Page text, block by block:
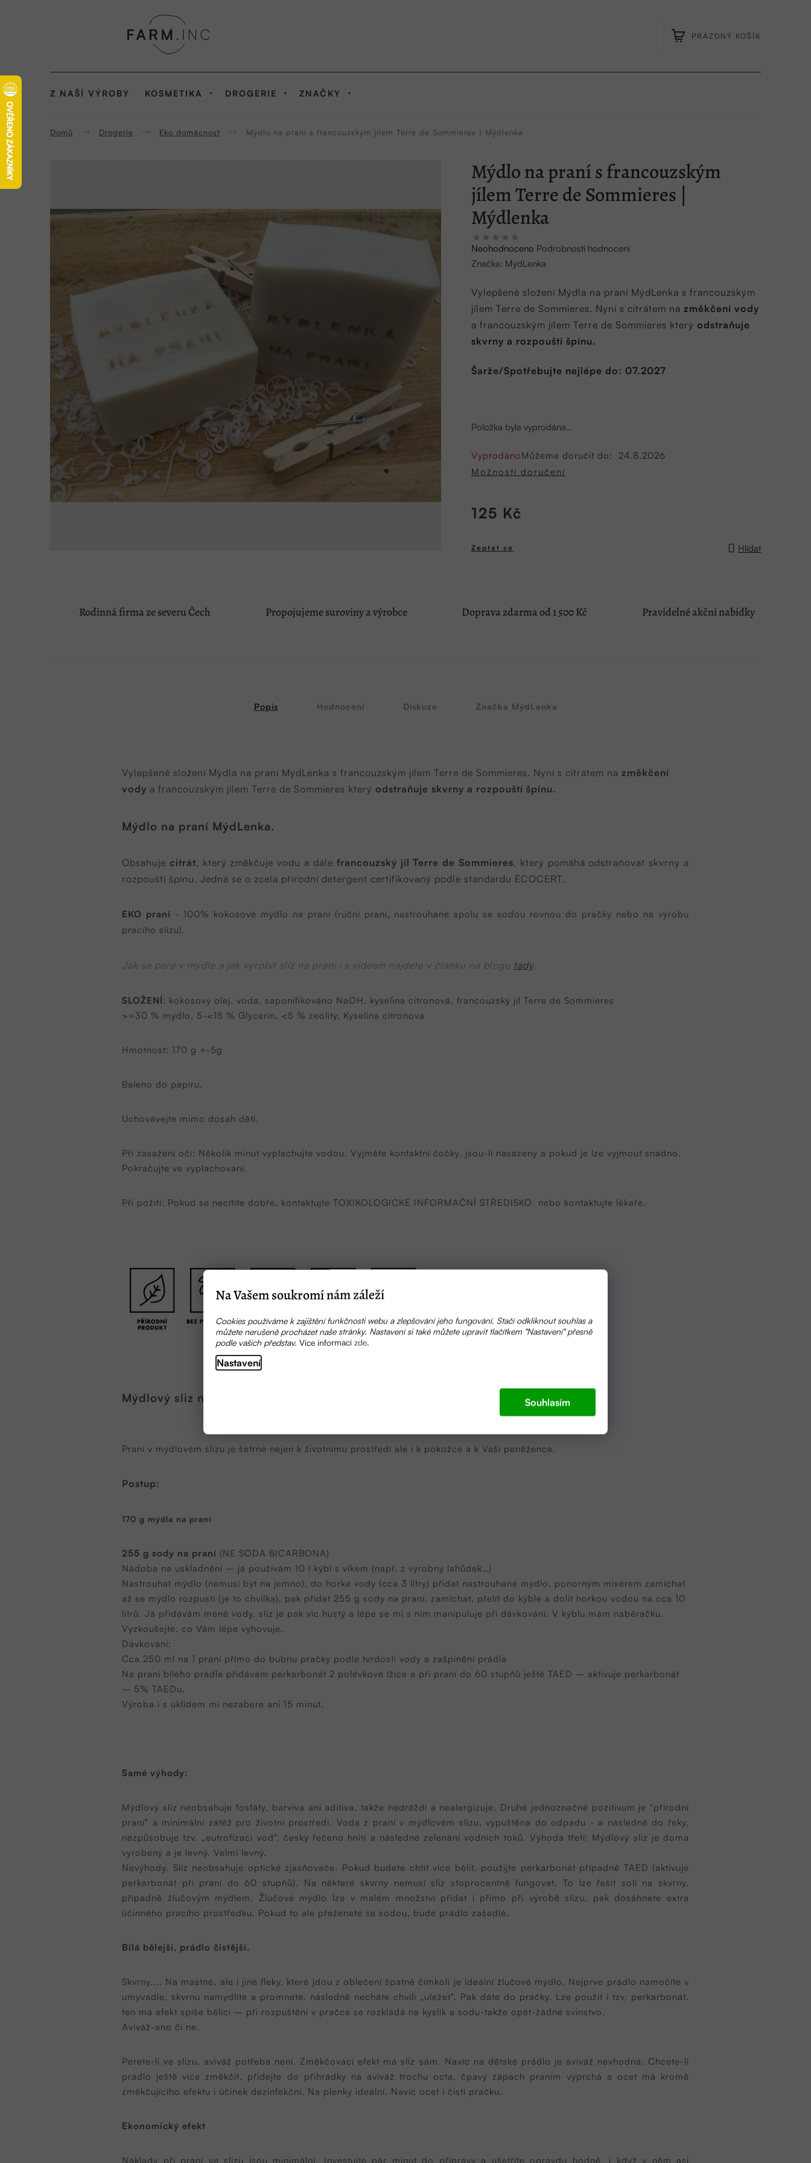
Na Vašem soukromí nám záleží
Cookies používáme k zajištění funkčnosti webu a zlepšování jeho fungování. Stačí odkliknout souhlas a
můžete nerušeně procházet naše stránky. Nastavení si také můžete upravit tlačítkem "Nastavení" přesně
podle vašich představ. Více informací zde.
Nastavení
Souhlasím
PRÁZDNÝ KOŠÍK
Z NAŠÍ VÝROBY KOSMETIKA DROGERIE ZNAČKY
Domů Drogerie Eko domácnost Mýdlo na praní s francouzským jílem Terre de Sommieres | Mýdlenka
Mýdlo na praní s francouzským
jílem Terre de Sommieres |
Mýdlenka
Průměrné
hodnocení
produktu
0,0
z
5
hvězdiček.
Neohodnoceno Podrobnosti hodnocení
Značka: MýdLenka
Vylepšené složení Mýdla na praní MýdLenka s francouzským
jílem Terre de Sommieres. Nyní s citrátem na změkčení vody
a francouzským jílem Terre de Sommieres který odstraňuje
skvrny a rozpouští špínu.
Šarže/Spotřebujte nejlépe do: 07.2027
Položka byla vyprodána…
VyprodánoMůžeme doručit do:
24.8.2026
Možnosti doručení
125 Kč
cena:
Zeptat se Hlídat
Rodinná firma ze severu Čech Propojujeme suroviny a výrobce Doprava zdarma od 1 500 Kč Pravidelné akční nabídky
Popis Hodnocení Diskuze Značka MýdLenka
Vylepšené složení Mýdla na praní MýdLenka s francouzským jílem Terre de Sommieres. Nyní s citrátem na změkčení
vody a francouzským jílem Terre de Sommieres který odstraňuje skvrny a rozpouští špínu.
Mýdlo na praní MýdLenka.
Obsahuje citrát, který změkčuje vodu a dále francouzský jíl Terre de Sommieres, který pomáhá odstraňovat skvrny a
rozpouští špínu. Jedná se o zcela přírodní detergent certifikovaný podle standardu ECOCERT.
EKO praní - 100% kokosové mýdlo na praní (ruční praní, nastrouhané spolu se sodou rovnou do pračky nebo na výrobu
pracího slizu).
Jak se pere v mýdle a jak vyrobit sliz na praní i s videem najdete v článku na blogu tady.
SLOŽENÍ: kokosový olej, voda, saponifikováno NaOH, kyselina citronová, francouzský jíl Terre de Sommieres
>=30 % mýdlo, 5-<15 % Glycerin, <5 % zeolity, Kyselina citronová
Hmotnost: 170 g +-5g
Baleno do papíru.
Uchovávejte mimo dosah dětí.
Při zasažení očí: Několik minut vyplachujte vodou. Vyjměte kontaktní čočky, jsou-li nasazeny a pokud je lze vyjmout snadno.
Pokračujte ve vyplachování.
Při požití: Pokud se necítíte dobře, kontaktujte TOXIKOLOGICKÉ INFORMAČNÍ STŘEDISKO nebo kontaktujte lékaře.
Mýdlový sliz na praní EKOlogický EKOnomický
Praní v mýdlovém slizu je šetrné nejen k životnímu prostředí ale i k pokožce a k Vaší peněžence.
Postup:
170 g mýdla na praní
255 g sody na praní (NE SODA BICARBONA)
Nádoba na uskladnění – já používám 10 l kýbl s víkem (např. z výrobny lahůdek…)
Nastrouhat mýdlo (nemusí být na jemno), do horké vody (cca 3 litry) přidat nastrouhané mýdlo, ponorným mixérem zamíchat
až se mýdlo rozpustí (je to chvilka), pak přidat 255 g sody na praní, zamíchat, přelít do kýble a dolít horkou vodou na cca 10
litrů. Já přidávám méně vody, sliz je pak víc hustý a lépe se mi s ním manipuluje při dávkování. V kýblu mám naběračku.
Vyzkoušejte, co Vám lépe vyhovuje.
Dávkování:
Cca 250 ml na 1 praní přímo do bubnu pračky podle tvrdosti vody a zašpinění prádla
Na praní bílého prádla přidávám perkarbonát 2 polévkové lžíce a při praní do 60 stupňů ještě TAED – aktivuje perkarbonát
– 5% TAEDu.
Výroba i s úklidem mi nezabere ani 15 minut.
Samé výhody:
Mýdlový sliz neobsahuje fosfáty, barviva ani aditiva, takže nedráždí a nealergizuje. Druhé jednoznačné pozitivum je "přírodní
praní" a minimální zátěž pro životní prostředí. Voda z praní v mýdlovém slizu, vypuštěna do odpadu - a následně do řeky,
nezpůsobuje tzv. „eutrofizaci vod", česky řečeno hnití a následné zelenání vodních toků. Výhoda třetí: Mýdlový sliz je doma
vyrobený a je levný. Velmi levný.
Nevýhody. Sliz neobsahuje optické zjasňovače. Pokud budete chtít více bělit, použijte perkarbonát případně TAED (aktivuje
perkarbonát při praní do 60 stupňů). Na některé skvrny nemusí sliz stoprocentně fungovat. To lze řešit solí na skvrny,
případně žlučovým mýdlem. Žlučové mýdlo lze v malém množství přidat i přímo při výrobě slizu, pak dosáhnete extra
účinného pracího prostředku. Pokud to ale přeženete se sodou, bude prádlo zašedlé.
Bílá bělejší, prádlo čistější.
Skvrny.... Na mastné, ale i jiné fleky, které jdou z oblečení špatně čímkoli je ideální žlučové mýdlo. Nejprve prádlo namočíte v
umyvadle, skvrnu namydlíte a promnete, následně necháte chvíli „uležet". Pak dáte do pračky. Lze použít i tzv. perkarbonát,
ten má efekt spíše bělící – při rozpuštění v pračce se rozkládá na kyslík a sodu-takže opět-žádné svinstvo.
Aviváž-ano či ne.
Perete-li ve slizu, aviváž potřeba není. Změkčovací efekt má sliz sám. Navíc na dětské prádlo je aviváž nevhodná. Chcete-li
prádlo ještě více změkčit, přidejte do přihrádky na aviváž trochu octa, čpavý zápach praním vyprchá a ocet má kromě
změkčujícího efektu i účinek dezinfekční. Na plenky ideální. Navíc ocet i čistí pračku.
Ekonomický efekt
Náklady při praní ve slizu jsou minimální. Investujte pár minut do přípravy a ušetříte opravdu hodně, i když v něm asi